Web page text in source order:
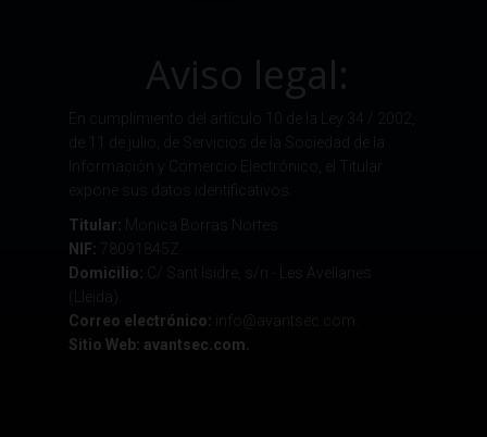
Aviso legal:
En cumplimiento del artículo 10 de la Ley 34 / 2002,
de 11 de julio, de Servicios de la Sociedad de la
Información y Comercio Electrónico, el Titular
expone sus datos identificativos.
Titular: Monica Borras Nortes.
NIF: 78091845Z.
Domicilio: C/ Sant Isidre, s/n - Les Avellanes
(Lleida).
Correo electrónico: info@avantsec.com.
Sitio Web: avantsec.com.